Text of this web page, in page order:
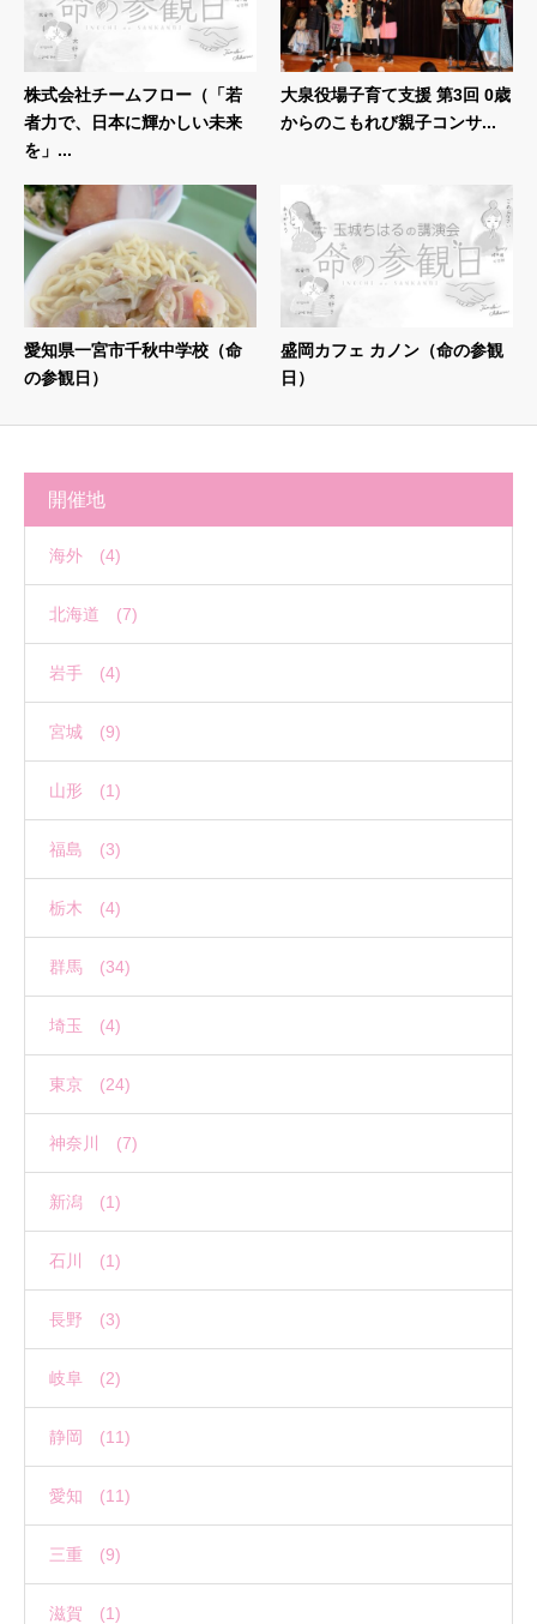
株式会社チームフロー（「若
者力で、日本に輝かしい未来
を」...
大泉役場子育て支援 第3回 0歳
からのこもれび親子コンサ...
愛知県一宮市千秋中学校（命
の参観日）
盛岡カフェ カノン（命の参観
日）
開催地
海外 (4)
北海道 (7)
岩手 (4)
宮城 (9)
山形 (1)
福島 (3)
栃木 (4)
群馬 (34)
埼玉 (4)
東京 (24)
神奈川 (7)
新潟 (1)
石川 (1)
長野 (3)
岐阜 (2)
静岡 (11)
愛知 (11)
三重 (9)
滋賀 (1)